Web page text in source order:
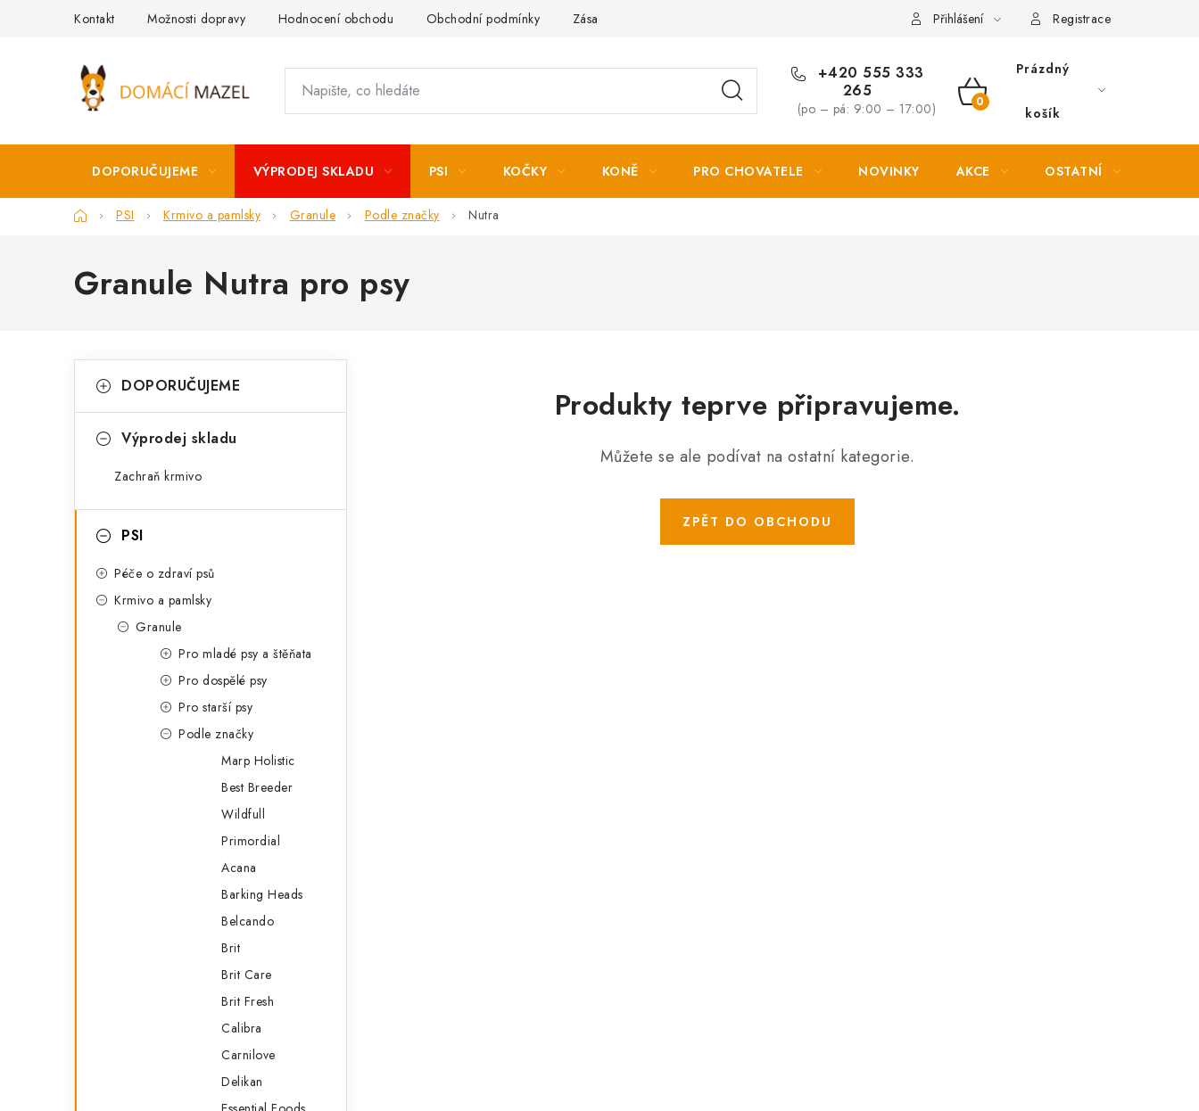
Kontakt Možnosti dopravy Hodnocení obchodu Obchodní podmínky Zásady zpracování osobních údajů Přihlášení Registrace
+420 555 333
265
(po – pá: 9:00 – 17:00)
NÁKUPNÍ
Prázdný
košík
DOPORUČUJEME VÝPRODEJ SKLADU PSI KOČKY KONĚ PRO CHOVATELE NOVINKY AKCE OSTATNÍ
DomůPSI Krmivo a pamlsky Granule Podle značky Nutra
Granule Nutra pro psy
o
r
kategorie
a
o
DOPORUČUJEME
Výprodej skladu
Zachraň krmivo
PSI
Péče o zdraví psů
Krmivo a pamlsky
Granule
Pro mladé psy a štěňata
Pro dospělé psy
Pro starší psy
Podle značky
Marp Holistic
Best Breeder
Wildfull
Primordial
Acana
Barking Heads
Belcando
Brit
Brit Care
Brit Fresh
Calibra
Carnilove
Delikan
Produkty teprve připravujeme.
Můžete se ale podívat na ostatní kategorie.
ZPĚT DO OBCHODU